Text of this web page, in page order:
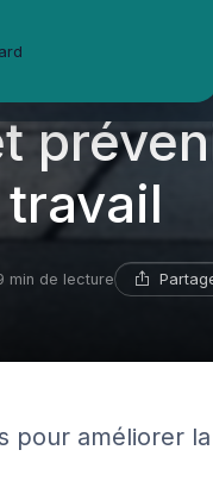
min de lecture
pour améliorer